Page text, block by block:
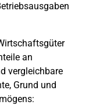
an
vergleichbare
Grund und